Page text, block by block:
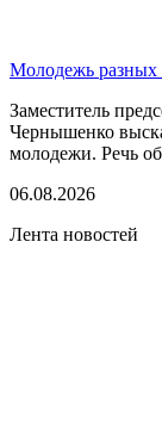
Молодежь разных
Заместитель
Чернышенко
молодежи. Речь
06.08.2026
Лента новостей